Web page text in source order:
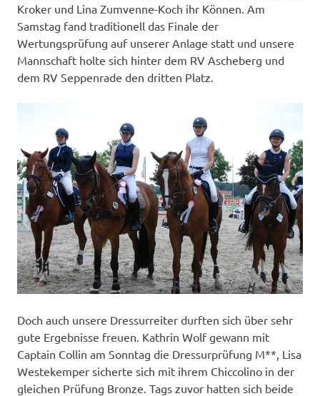
Kroker und Lina Zumvenne-Koch ihr Können. Am
Samstag fand traditionell das Finale der
Wertungsprüfung auf unserer Anlage statt und unsere
Mannschaft holte sich hinter dem RV Ascheberg und
dem RV Seppenrade den dritten Platz.
Doch auch unsere Dressurreiter durften sich über sehr
gute Ergebnisse freuen. Kathrin Wolf gewann mit
Captain Collin am Sonntag die Dressurprüfung M**, Lisa
Westekemper sicherte sich mit ihrem Chiccolino in der
gleichen Prüfung Bronze. Tags zuvor hatten sich beide